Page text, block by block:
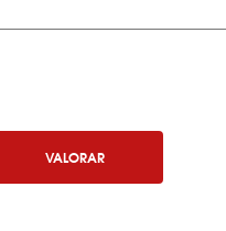
VALORAR